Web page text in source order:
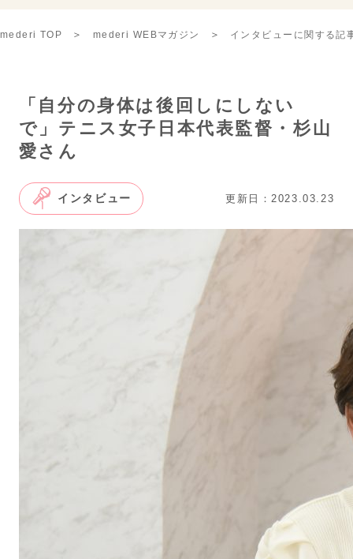
mederi TOP mederi WEBマガジン インタビューに関する記
「自分の身体は後回しにしない
で」テニス女子日本代表監督・杉山
愛さん
インタビュー 更新日：2023.03.23